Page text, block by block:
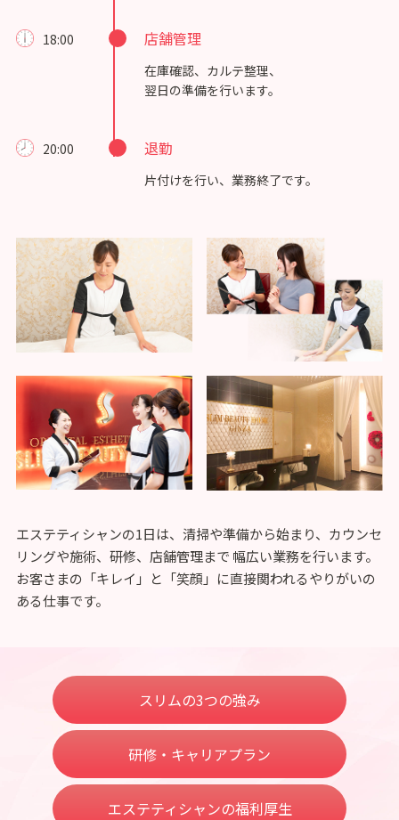
18:00 店舗管理
在庫確認、カルテ整理、
翌日の準備を行います。
20:00 退勤
片付けを行い、業務終了です。
エステティシャンの1日は、清掃や準備から始まり、カウンセ
リングや施術、研修、店舗管理まで 幅広い業務を行います。
お客さまの「キレイ」と「笑顔」に直接関われるやりがいの
ある仕事です。
スリムの3つの強み
研修・キャリアプラン
エステティシャンの福利厚生